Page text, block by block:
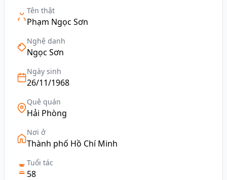
Tên thật
Phạm Ngọc Sơn
Nghệ danh
Ngọc Sơn
Ngày sinh
26/11/1968
Quê quán
Hải Phòng
Nơi ở
Thành phố Hồ Chí Minh
Tuổi tác
58